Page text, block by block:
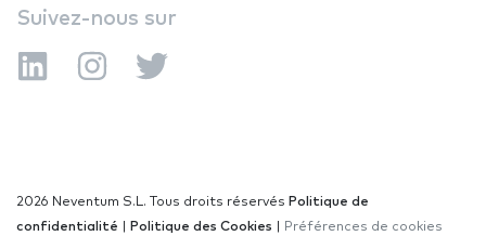
Suivez-nous sur
2026 Neventum S.L. Tous droits réservés Politique de
confidentialité
Politique des Cookies Préférences de cookies